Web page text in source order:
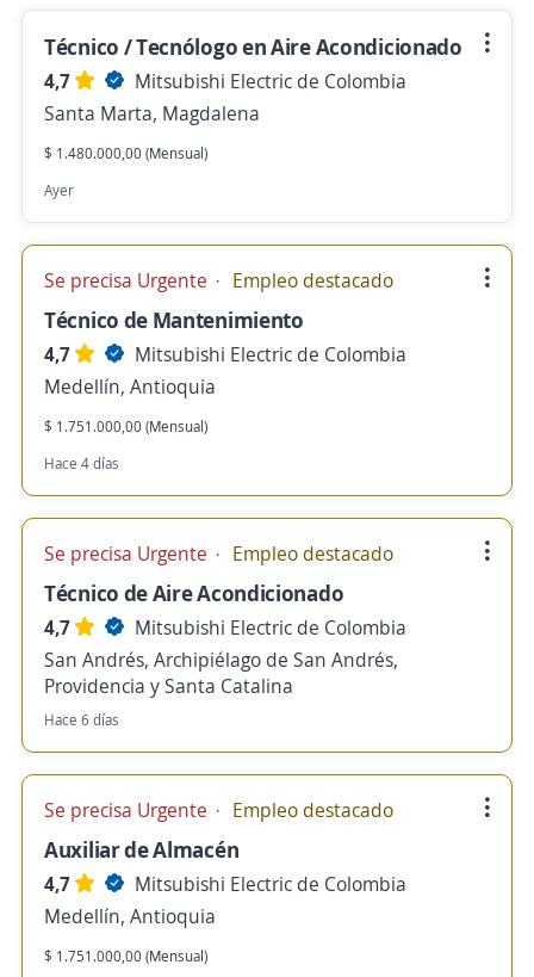
Técnico / Tecnólogo en Aire Acondicionado
4,7
Mitsubishi Electric de Colombia
Santa Marta, Magdalena
$ 1.480.000,00 (Mensual)
Ayer
Se precisa Urgente Empleo destacado
Técnico de Mantenimiento
4,7
Mitsubishi Electric de Colombia
Medellín, Antioquia
$ 1.751.000,00 (Mensual)
Hace 4 días
Se precisa Urgente Empleo destacado
Técnico de Aire Acondicionado
4,7
Mitsubishi Electric de Colombia
San Andrés, Archipiélago de San Andrés,
Providencia y Santa Catalina
Hace 6 días
Se precisa Urgente Empleo destacado
Auxiliar de Almacén
4,7
Mitsubishi Electric de Colombia
Medellín, Antioquia
$ 1.751.000,00 (Mensual)